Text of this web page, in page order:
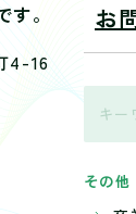
お
その他
。
4-16